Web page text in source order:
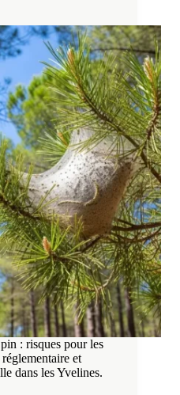
: risques pour les
et
dans les Yvelines.